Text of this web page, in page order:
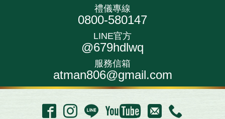
禮儀專線
0800-580147
LINE官方
@679hdlwq
服務信箱
atman806@gmail.com